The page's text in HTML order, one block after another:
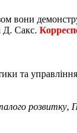
вони
Д. Сакс.
та
розвитку,